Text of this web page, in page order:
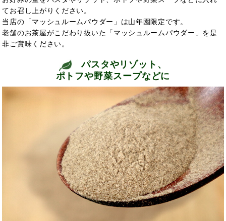
てお召し上がりください。
当店の「マッシュルームパウダー」は山年園限定です。
老舗のお茶屋がこだわり抜いた「マッシュルームパウダー」を是
非ご賞味ください。
パスタやリゾット、
ポトフや野菜スープなどに